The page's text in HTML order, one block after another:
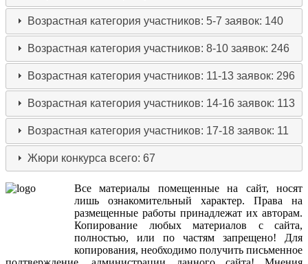
Возрастная категория участников: 5-7заявок: 140
Возрастная категория участников: 8-10заявок: 246
Возрастная категория участников: 11-13заявок: 296
Возрастная категория участников: 14-16заявок: 113
Возрастная категория участников: 17-18заявок: 11
Жюри конкурса всего: 67
Все материалы помещенные на сайт,носят
лишь
ознакомительный характер. Права
на
размещенные работы принадлежат их авторам.
Копирование
любых материалов с сайта,
полностью, или по частям запрещено! Для
копирования, необходимо получить письменное